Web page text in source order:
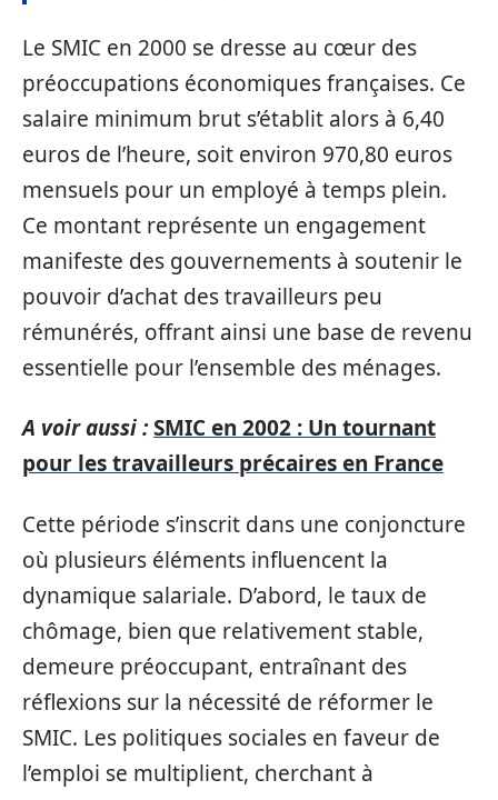
Le SMIC en 2000 se dresse au cœur des
préoccupations économiques françaises. Ce
salaire minimum brut s’établit alors à 6,40
euros de l’heure, soit environ 970,80 euros
mensuels pour un employé à temps plein.
Ce montant représente un engagement
manifeste des gouvernements à soutenir le
pouvoir d’achat des travailleurs peu
rémunérés, offrant ainsi une base de revenu
essentielle pour l’ensemble des ménages.
A voir aussi :SMIC en 2002 : Un tournant
pour les travailleurs précaires en France
Cette période s’inscrit dans une conjoncture
où plusieurs éléments influencent la
dynamique salariale. D’abord, le taux de
chômage, bien que relativement stable,
demeure préoccupant, entraînant des
réflexions sur la nécessité de réformer le
SMIC. Les politiques sociales en faveur de
l’emploi se multiplient, cherchant à